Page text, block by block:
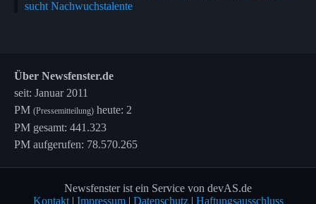
sucht Nachwuchstalente
Über Newsfenster.de
seit: Januar 2011
PM (Pressemitteilung) heute: 2
PM gesamt: 441.323
PM aufgerufen: 78.570.265
Newsfenster ist ein Service von devAS.de
Kontakt| Impressum| Datenschutz| Haftungsausschluss